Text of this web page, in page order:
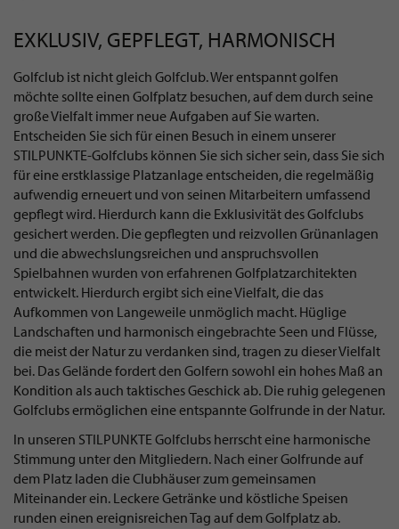
EXKLUSIV, GEPFLEGT, HARMONISCH
Golfclub ist nicht gleich Golfclub. Wer entspannt golfen
möchte sollte einen Golfplatz besuchen, auf dem durch seine
große Vielfalt immer neue Aufgaben auf Sie warten.
Entscheiden Sie sich für einen Besuch in einem unserer
STILPUNKTE-Golfclubs können Sie sich sicher sein, dass Sie sich
für eine erstklassige Platzanlage entscheiden, die regelmäßig
aufwendig erneuert und von seinen Mitarbeitern umfassend
gepflegt wird. Hierdurch kann die Exklusivität des Golfclubs
gesichert werden. Die gepflegten und reizvollen Grünanlagen
und die abwechslungsreichen und anspruchsvollen
Spielbahnen wurden von erfahrenen Golfplatzarchitekten
entwickelt. Hierdurch ergibt sich eine Vielfalt, die das
Aufkommen von Langeweile unmöglich macht. Hüglige
Landschaften und harmonisch eingebrachte Seen und Flüsse,
die meist der Natur zu verdanken sind, tragen zu dieser Vielfalt
bei. Das Gelände fordert den Golfern sowohl ein hohes Maß an
Kondition als auch taktisches Geschick ab. Die ruhig gelegenen
Golfclubs ermöglichen eine entspannte Golfrunde in der Natur.
In unseren STILPUNKTE Golfclubs herrscht eine harmonische
Stimmung unter den Mitgliedern. Nach einer Golfrunde auf
dem Platz laden die Clubhäuser zum gemeinsamen
Miteinander ein. Leckere Getränke und köstliche Speisen
runden einen ereignisreichen Tag auf dem Golfplatz ab.